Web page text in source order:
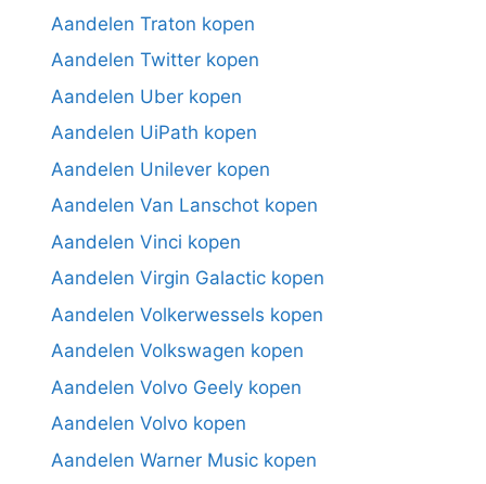
Aandelen Traton kopen
Aandelen Twitter kopen
Aandelen Uber kopen
Aandelen UiPath kopen
Aandelen Unilever kopen
Aandelen Van Lanschot kopen
Aandelen Vinci kopen
Aandelen Virgin Galactic kopen
Aandelen Volkerwessels kopen
Aandelen Volkswagen kopen
Aandelen Volvo Geely kopen
Aandelen Volvo kopen
Aandelen Warner Music kopen